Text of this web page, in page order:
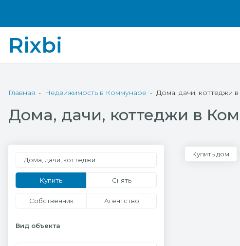
Rixbi
Главная Недвижимость в Коммунаре Дома, дачи, коттеджи
Дома, дачи, коттеджи в
Дома, дачи, коттеджи
Купить Снять
Собственник Агентство
Вид объекта
Купить дом